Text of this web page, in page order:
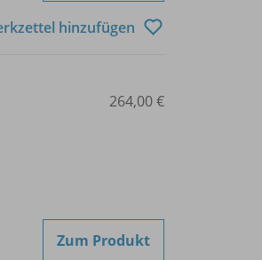
hinzufügen
264,00 €
Zum Produkt